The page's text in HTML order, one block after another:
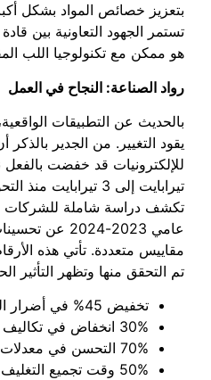
بتعزيز خصائص المواد بشكل
تستمر الجهود التعاونية بين
هو ممكن مع تكنولوجيا اللب
رواد الصناعة: النجاح في العمل
بالحديث عن التطبيقات
يقود التغيير. من الجدير
تيرابايت إلى 3
تكشف دراسة شاملة للشركات
عامي 2023-
مقاييس متعددة. تأتي هذه
تم التحقق منها وتظهر التأثير
تخفيض 45% في أضرار الشحن
30% انخفاض في تكاليف التخزين
70% التحسن في معدلات رضا العملاء
50% وقت تجميع التغليف الأسرع